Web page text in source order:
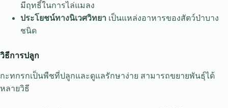
มีฤทธิ์ในการไล่แมลง
ประโยชน์ทางนิเวศวิทยา เป็นแหล่งอาหารของสัตว์ป่าบาง
ชนิด
วิธีการปลูก
กะทกรกเป็นพืชที่ปลูกและดูแลรักษาง่าย สามารถขยายพันธุ์ได้
หลายวิธี